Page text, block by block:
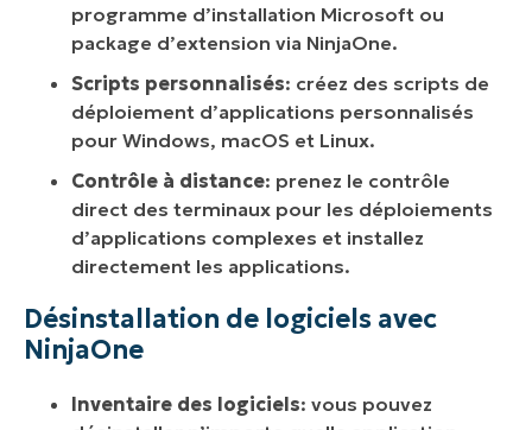
programme d’installation Microsoft ou
package d’extension via NinjaOne.
Scripts personnalisés: créez des scripts de
déploiement d’applications personnalisés
pour Windows, macOS et Linux.
Contrôle à distance: prenez le contrôle
direct des terminaux pour les déploiements
d’applications complexes et installez
directement les applications.
Désinstallation de logiciels avec
NinjaOne
Inventaire des logiciels: vous pouvez